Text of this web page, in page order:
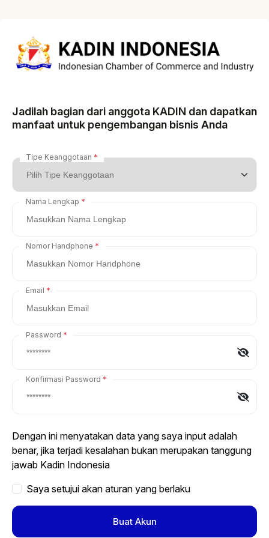
Jadilah bagian dari anggota KADIN dan dapatkan
manfaat untuk pengembangan bisnis Anda
Tipe Keanggotaan
Nama Lengkap
Nomor Handphone
Email
Password
Konfirmasi Password
Dengan ini menyatakan data yang saya input adalah
benar, jika terjadi kesalahan bukan merupakan tanggung
jawab Kadin Indonesia
Saya setujui akan aturan yang berlaku
Buat Akun